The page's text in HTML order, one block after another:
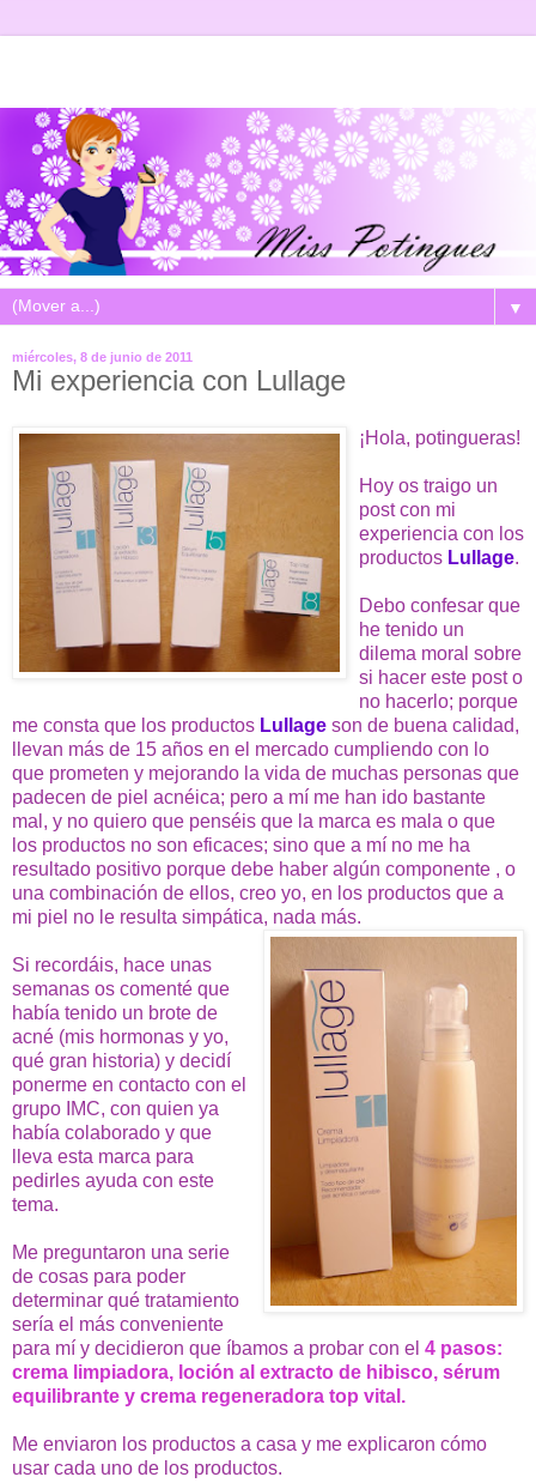
▼
miércoles, 8 de junio de 2011
Mi experiencia con Lullage
¡Hola, potingueras!
Hoy os traigo un
post con mi
experiencia con los
productos Lullage.
Debo confesar que
he tenido un
dilema moral sobre
si hacer este post o
no hacerlo; porque
me consta que los productos Lullage son de buena calidad,
llevan más de 15 años en el mercado cumpliendo con lo
que prometen y mejorando la vida de muchas personas que
padecen de piel acnéica; pero a mí me han ido bastante
mal, y no quiero que penséis que la marca es mala o que
los productos no son eficaces; sino que a mí no me ha
resultado positivo porque debe haber algún componente , o
una combinación de ellos, creo yo, en los productos que a
mi piel no le resulta simpática, nada más.
Si recordáis, hace unas
semanas os comenté que
había tenido un brote de
acné (mis hormonas y yo,
qué gran historia) y decidí
ponerme en contacto con el
grupo IMC, con quien ya
había colaborado y que
lleva esta marca para
pedirles ayuda con este
tema.
Me preguntaron una serie
de cosas para poder
determinar qué tratamiento
sería el más conveniente
para mí y decidieron que íbamos a probar con el 4 pasos:
crema limpiadora, loción al extracto de hibisco, sérum
equilibrante y crema regeneradora top vital.
Me enviaron los productos a casa y me explicaron cómo
usar cada uno de los productos.